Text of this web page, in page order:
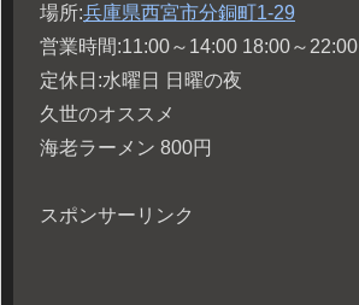
場所:兵庫県西宮市分銅町1-29
営業時間:11:00～14:00 18:00～22:00
定休日:水曜日 日曜の夜
久世のオススメ
海老ラーメン 800円
スポンサーリンク